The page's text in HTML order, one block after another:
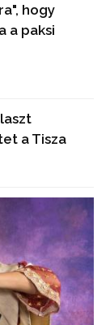
hogy
a paksi
a Tisza